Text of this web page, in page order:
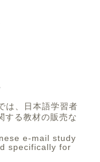
は、日本語学習者
する教材の販売な
e-mail study
specifically for